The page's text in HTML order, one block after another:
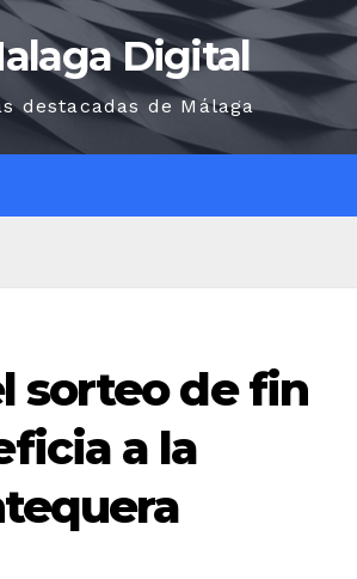
Digital
destacadas de Málaga
sorteo de fin
a la